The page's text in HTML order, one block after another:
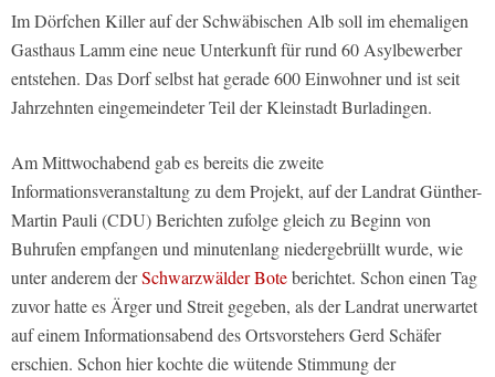
Im Dörfchen Killer auf der Schwäbischen Alb soll im ehemaligen
Gasthaus Lamm eine neue Unterkunft für rund 60 Asylbewerber
entstehen. Das Dorf selbst hat gerade 600 Einwohner und ist seit
Jahrzehnten eingemeindeter Teil der Kleinstadt Burladingen.
Am Mittwochabend gab es bereits die zweite
Informationsveranstaltung zu dem Projekt, auf der Landrat Günther-
Martin Pauli (CDU) Berichten zufolge gleich zu Beginn von
Buhrufen empfangen und minutenlang niedergebrüllt wurde, wie
unter anderem derSchwarzwälder Boteberichtet. Schon einen Tag
zuvor hatte es Ärger und Streit gegeben, als der Landrat unerwartet
auf einem Informationsabend des Ortsvorstehers Gerd Schäfer
erschien. Schon hier kochte die wütende Stimmung der